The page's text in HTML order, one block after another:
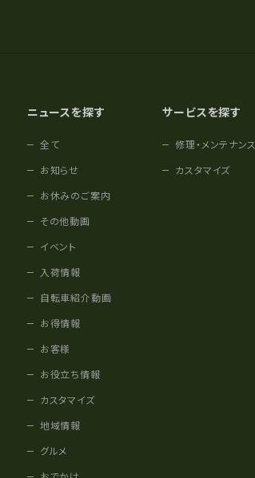
ニュースを探す
全て
お知らせ
お休みのご案内
その他動画
イベント
入荷情報
自転車紹介動画
お得情報
お客様
お役立ち情報
カスタマイズ
地域情報
グルメ
サービスを探す
修理・メンテナンス
カスタマイズ